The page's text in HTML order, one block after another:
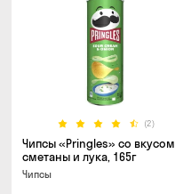
(2)
Чипсы «Pringles» со вкусом
сметаны и лука, 165г
Чипсы